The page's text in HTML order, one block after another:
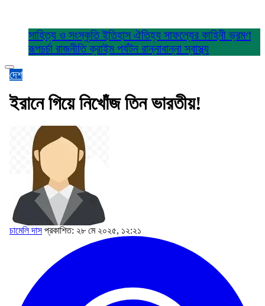
সাহিত্য ও সংস্কৃতিইতিহাস ঐতিহ্য সাফল্যের কাহিনীভ্রমণ
রূপচর্চা রাজনীতিক্রাইম পর্যটন রান্নাবান্নাস্বাস্থ্য
দেশ
ইরানে গিয়ে নিখোঁজ তিন ভারতীয়!
চামেলি দাস প্রকাশিত: ২৮ মে ২০২৫, ১২:২১